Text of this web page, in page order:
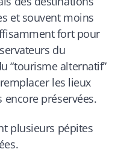
et souvent moins
fort pour
du
“tourisme alternatif”
les lieux
préservées.
plusieurs pépites